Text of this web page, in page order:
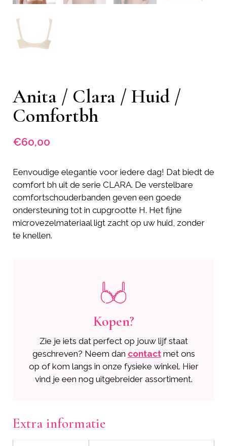
Anita / Clara / Huid /
Comfortbh
€60,00
Eenvoudige elegantie voor iedere dag! Dat biedt de
comfort bh uit de serie CLARA. De verstelbare
comfortschouderbanden geven een goede
ondersteuning tot in cupgrootte H. Het fijne
microvezelmateriaal ligt zacht op uw huid, zonder
te knellen.
Kopen?
Zie je iets dat perfect op jouw lijf staat
geschreven? Neem dan contact met ons
op of kom langs in onze fysieke winkel. Hier
vind je een nog uitgebreider assortiment.
Extra informatie